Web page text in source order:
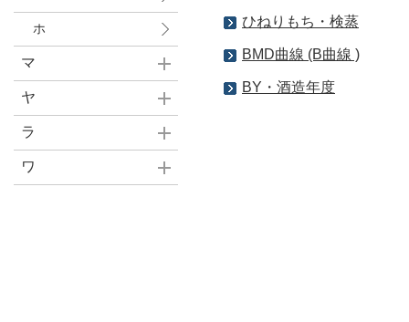
ひねりもち・検蒸
BMD曲線 (B曲線 )
BY・酒造年度
ホ
マ
ヤ
ラ
ワ